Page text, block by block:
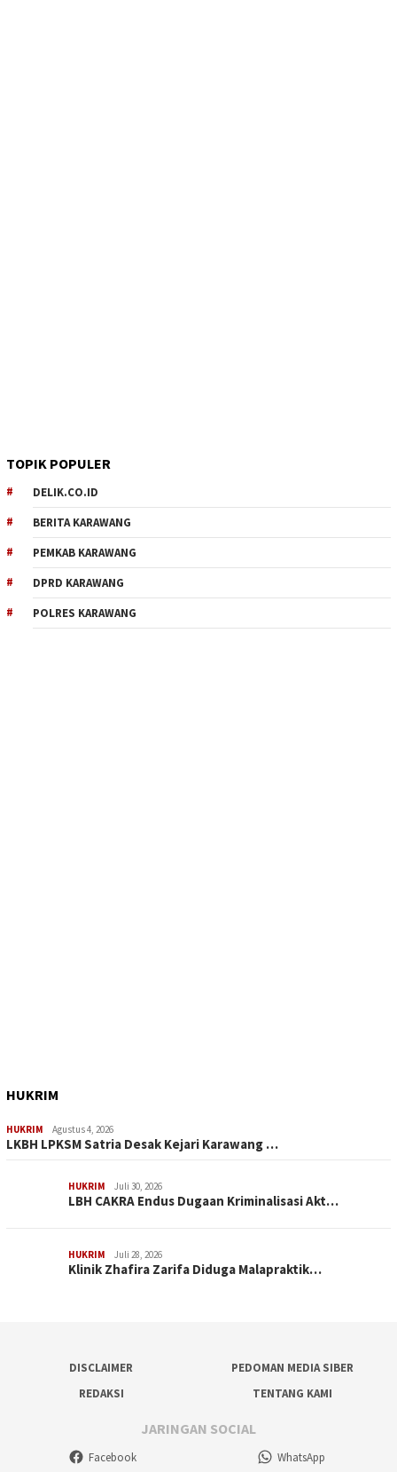
TOPIK POPULER
DELIK.CO.ID
BERITA KARAWANG
PEMKAB KARAWANG
DPRD KARAWANG
POLRES KARAWANG
HUKRIM
HUKRIM Agustus 4, 2026
LKBH LPKSM Satria Desak Kejari Karawang …
HUKRIM Juli 30, 2026
LBH CAKRA Endus Dugaan Kriminalisasi Akt…
HUKRIM Juli 28, 2026
Klinik Zhafira Zarifa Diduga Malapraktik…
DISCLAIMER
PEDOMAN MEDIA SIBER
REDAKSI
TENTANG KAMI
JARINGAN SOCIAL
Facebook WhatsApp